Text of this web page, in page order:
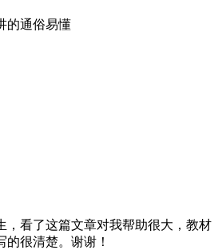
的通俗易懂
，看了这篇文章对我帮助很大，教材
的很清楚。谢谢！